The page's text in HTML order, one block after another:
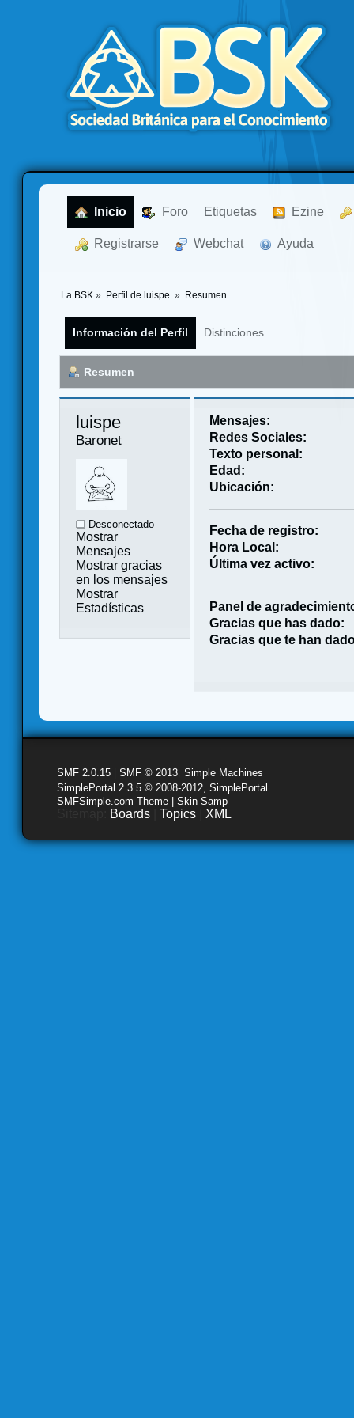
Inicio Foro Etiquetas Ezine
Registrarse Webchat Ayuda
La BSK » Perfil de luispe » Resumen
Información del Perfil Distinciones
Resumen
luispe
Baronet
Desconectado
Mostrar
Mensajes
Mostrar gracias
en los mensajes
Mostrar
Estadísticas
Mensajes:
Redes Sociales:
Texto personal:
Edad:
Ubicación:
Fecha de registro:
Hora Local:
Última vez activo:
Panel de
Gracias que has dado:
Gracias que te han
SMF 2.0.15 SMF © 2013 Simple Machines
SimplePortal 2.3.5 © 2008-2012, SimplePortal
SMFSimple.com Theme | Skin Samp
Boards Topics XML